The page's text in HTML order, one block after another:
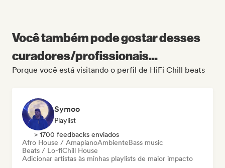
Você também pode gostar desses
curadores/profissionais...
Porque você está visitando o perfil de HiFi Chill beats
Symoo
Playlist
> 1700 feedbacks enviados
Afro House / AmapianoAmbienteBass music
Beats / Lo-fiChill House
Adicionar artistas às minhas playlists de maior impacto